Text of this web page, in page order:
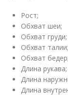
Рост;
Обхват шеи;
Обхват груди;
Обхват талии;
Обхват бедер;
Длина рукава;
Длина
Длина